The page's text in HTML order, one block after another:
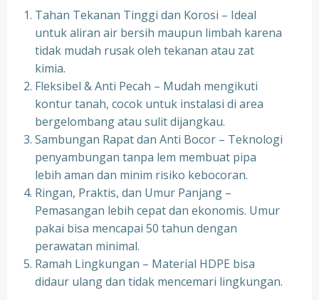
Tahan Tekanan Tinggi dan Korosi – Ideal
untuk aliran air bersih maupun limbah karena
tidak mudah rusak oleh tekanan atau zat
kimia.
Fleksibel & Anti Pecah – Mudah mengikuti
kontur tanah, cocok untuk instalasi di area
bergelombang atau sulit dijangkau.
Sambungan Rapat dan Anti Bocor – Teknologi
penyambungan tanpa lem membuat pipa
lebih aman dan minim risiko kebocoran.
Ringan, Praktis, dan Umur Panjang –
Pemasangan lebih cepat dan ekonomis. Umur
pakai bisa mencapai 50 tahun dengan
perawatan minimal.
Ramah Lingkungan – Material HDPE bisa
didaur ulang dan tidak mencemari lingkungan.